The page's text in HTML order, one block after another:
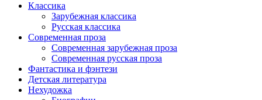
Классика
Зарубежная классика
Русская классика
Современная проза
Современная зарубежная проза
Современная русская проза
Фантастика и фэнтези
Детская литература
Нехудожка